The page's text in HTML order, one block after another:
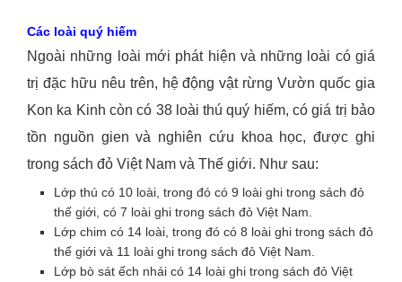
Các loài quý hiếm
Ngoài những loài mới phát hiện và những loài có giá
trị đặc hữu nêu trên, hệ động vật rừng Vườn quốc gia
Kon ka Kinh còn có 38 loài thú quý hiếm, có giá trị bảo
tồn nguồn gien và nghiên cứu khoa học, được ghi
trong sách đỏ Việt Nam và Thế giới. Như sau:
Lớp thú có 10 loài, trong đó có 9 loài ghi trong sách đỏ
thế giới, có 7 loài ghi trong sách đỏ Việt Nam.
Lớp chim có 14 loài, trong đó có 8 loài ghi trong sách đỏ
thế giới và 11 loài ghi trong sách đỏ Việt Nam.
Lớp bò sát ếch nhái có 14 loài ghi trong sách đỏ Việt